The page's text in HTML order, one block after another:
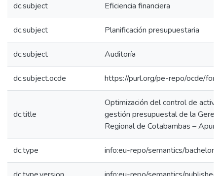
dc.subject Eficiencia financiera
dc.subject Planificación presupuestaria
dc.subject Auditoría
dc.subject.ocde https://purl.org/pe-repo/ocde/
dc.title
Optimización del control de
gestión presupuestal de la
Regional de Cotabambas –
dc.type info:eu-repo/semantics/